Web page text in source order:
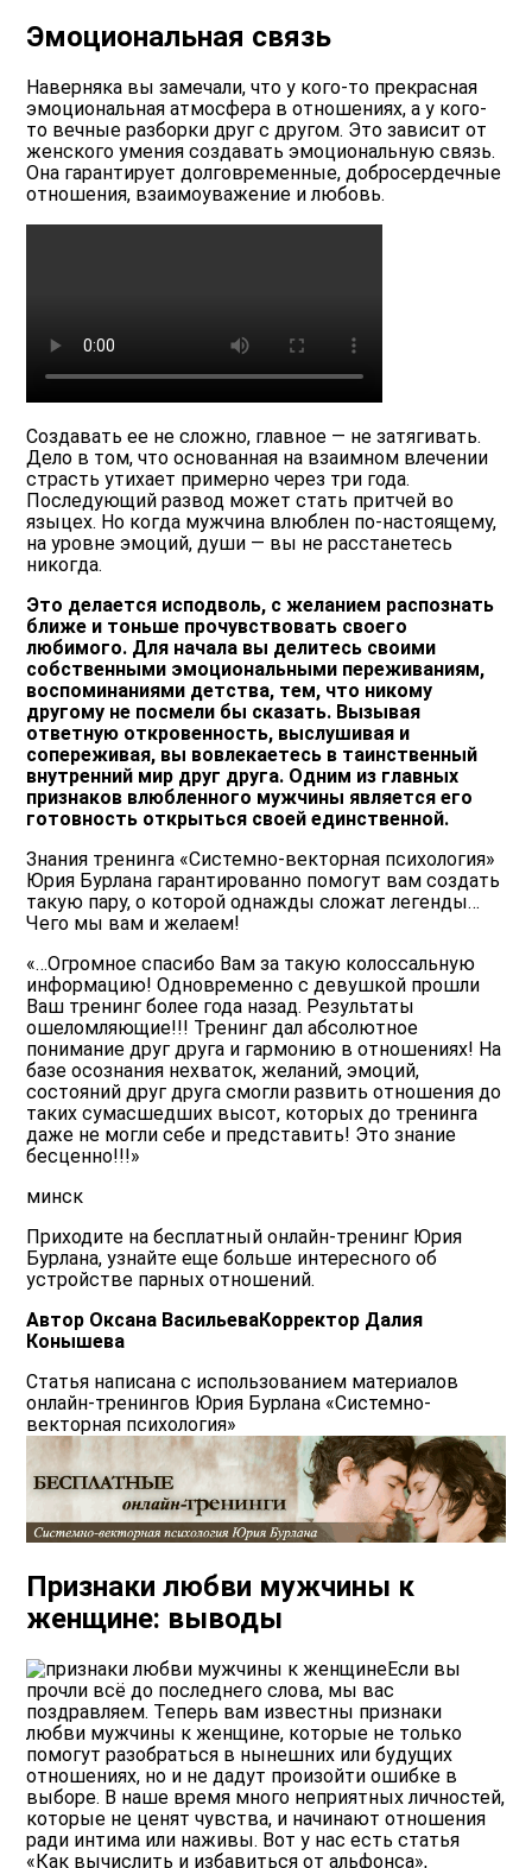
Эмоциональная связь
Наверняка вы замечали, что у кого-то прекрасная
эмоциональная атмосфера в отношениях, а у кого-
то вечные разборки друг с другом. Это зависит от
женского умения создавать эмоциональную связь.
Она гарантирует долговременные, добросердечные
отношения, взаимоуважение и любовь.
Создавать ее не сложно, главное — не затягивать.
Дело в том, что основанная на взаимном влечении
страсть утихает примерно через три года.
Последующий развод может стать притчей во
языцех. Но когда мужчина влюблен по-настоящему,
на уровне эмоций, души — вы не расстанетесь
никогда.
Это делается исподволь, с желанием распознать
ближе и тоньше прочувствовать своего
любимого. Для начала вы делитесь своими
собственными эмоциональными переживаниям,
воспоминаниями детства, тем, что никому
другому не посмели бы сказать. Вызывая
ответную откровенность, выслушивая и
сопереживая, вы вовлекаетесь в таинственный
внутренний мир друг друга. Одним из главных
признаков влюбленного мужчины является его
готовность открыться своей единственной.
Знания тренинга «Системно-векторная психология»
Юрия Бурлана гарантированно помогут вам создать
такую пару, о которой однажды сложат легенды…
Чего мы вам и желаем!
«…Огромное спасибо Вам за такую колоссальную
информацию! Одновременно с девушкой прошли
Ваш тренинг более года назад. Результаты
ошеломляющие!!! Тренинг дал абсолютное
понимание друг друга и гармонию в отношениях! На
базе осознания нехваток, желаний, эмоций,
состояний друг друга смогли развить отношения до
таких сумасшедших высот, которых до тренинга
даже не могли себе и представить! Это знание
бесценно!!!»
минск
Приходите на бесплатный онлайн-тренинг Юрия
Бурлана, узнайте еще больше интересного об
устройстве парных отношений.
Автор Оксана ВасильеваКорректор Далия
Конышева
Статья написана с использованием материалов
онлайн-тренингов Юрия Бурлана «Системно-
векторная психология»
Признаки любви мужчины к
женщине: выводы
Если вы
прочли всё до последнего слова, мы вас
поздравляем. Теперь вам известны признаки
любви мужчины к женщине, которые не только
помогут разобраться в нынешних или будущих
отношениях, но и не дадут произойти ошибке в
выборе. В наше время много неприятных личностей,
которые не ценят чувства, и начинают отношения
ради интима или наживы. Вот у нас есть статья
«Как вычислить и избавиться от альфонса»,